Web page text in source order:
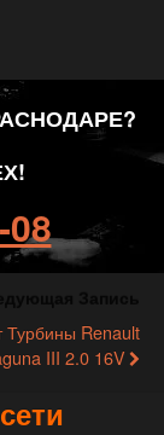
08
Турбины Renault
III 2.0 16V